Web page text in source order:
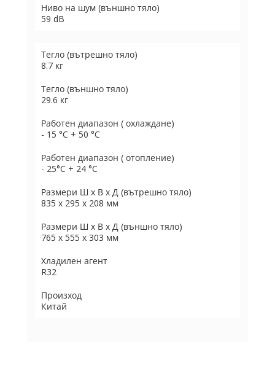
Ниво на шум (външно тяло)
59 dB
Тегло (вътрешно тяло)
8.7 кг
Тегло (външно тяло)
29.6 кг
Работен диапазон ( охлаждане)
- 15 °C + 50 °C
Работен диапазон ( отопление)
- 25°C + 24 °C
Размери Ш х В х Д (вътрешно тяло)
835 х 295 х 208 мм
Размери Ш х В х Д (външно тяло)
765 х 555 х 303 мм
Хладилен агент
R32
Произход
Китай